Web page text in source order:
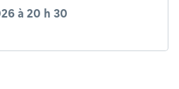
à 20 h 30